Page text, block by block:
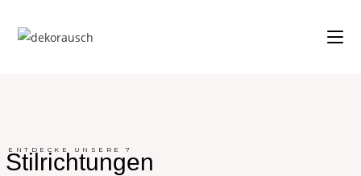
ENTDECKE UNSERE 7
Stilrichtungen